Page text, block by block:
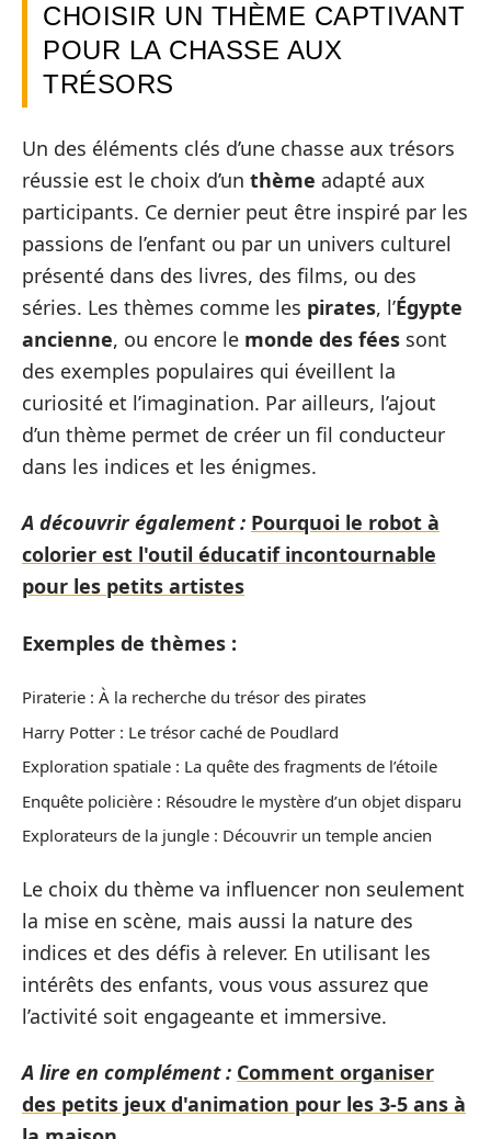
CHOISIR UN THÈME CAPTIVANT
POUR LA CHASSE AUX
TRÉSORS
Un des éléments clés d’une chasse aux trésors
réussie est le choix d’un thème adapté aux
participants. Ce dernier peut être inspiré par les
passions de l’enfant ou par un univers culturel
présenté dans des livres, des films, ou des
séries. Les thèmes comme les pirates, l’Égypte
ancienne, ou encore le monde des fées sont
des exemples populaires qui éveillent la
curiosité et l’imagination. Par ailleurs, l’ajout
d’un thème permet de créer un fil conducteur
dans les indices et les énigmes.
A découvrir également : Pourquoi le robot à
colorier est l'outil éducatif incontournable
pour les petits artistes
Exemples de thèmes :
Piraterie : À la recherche du trésor des pirates
Harry Potter : Le trésor caché de Poudlard
Exploration spatiale : La quête des fragments de l’étoile
Enquête policière : Résoudre le mystère d’un objet disparu
Explorateurs de la jungle : Découvrir un temple ancien
Le choix du thème va influencer non seulement
la mise en scène, mais aussi la nature des
indices et des défis à relever. En utilisant les
intérêts des enfants, vous vous assurez que
l’activité soit engageante et immersive.
A lire en complément : Comment organiser
des petits jeux d'animation pour les 3-5 ans à